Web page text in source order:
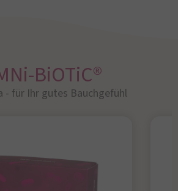
BiOTiC®
- für Ihr gutes Bauchgefühl​